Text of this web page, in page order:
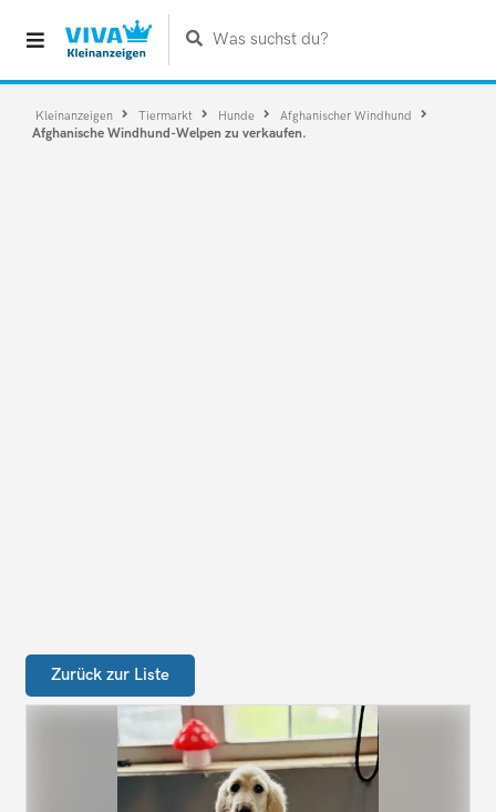
Was suchst du?
Kleinanzeigen Tiermarkt Hunde Afghanischer Windhund
Afghanische Windhund-Welpen zu verkaufen.
Zurück zur Liste